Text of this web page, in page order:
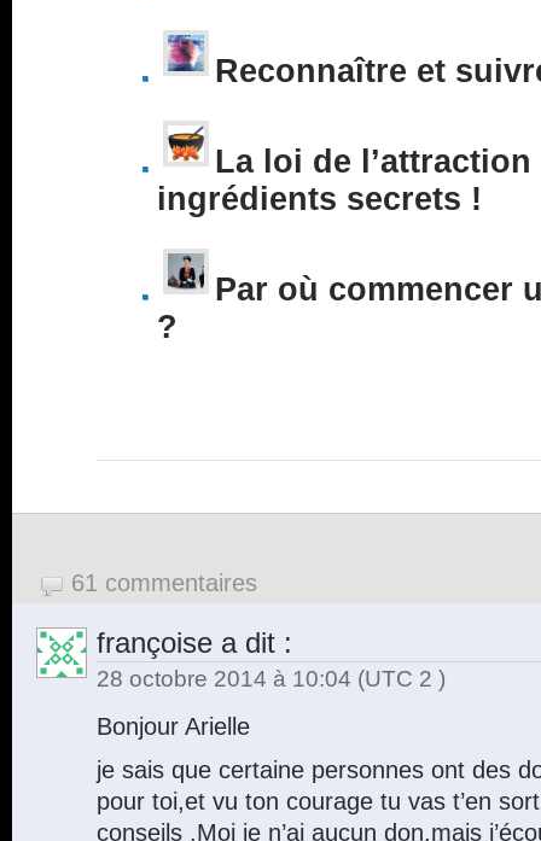
Reconnaître et
La loi de l’attraction
ingrédients secrets !
Par où commencer
?
61 commentaires
françoise a dit :
28 octobre 2014 à 10:04 (UTC 2 )
Bonjour Arielle
je sais que certaine personnes ont des
pour toi,et vu ton courage tu vas t’en
conseils .Moi je n’ai aucun don,mais